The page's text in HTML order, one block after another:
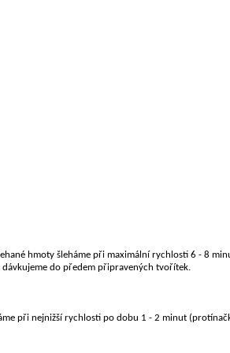
hmoty šleháme při maximální rychlosti 6 - 8
do předem připravených tvořítek.
při nejnižšírychlosti po dobu 1 - 2 minut